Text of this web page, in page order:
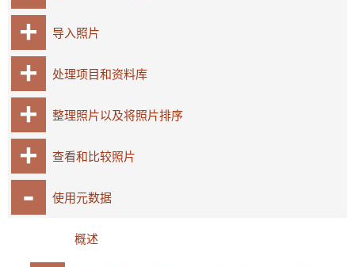
导入照片
处理项目和资料库
整理照片以及将照片排序
查看和比较照片
使用元数据
概述